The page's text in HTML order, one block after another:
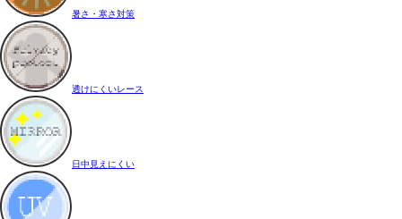
暑さ・寒さ対策
透けにくいレース
日中見えにくい